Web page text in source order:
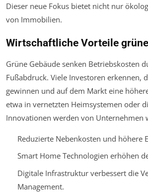
Dieser neue Fokus bietet nicht nur
von Immobilien.
Wirtschaftliche Vorteile
Grüne Gebäude senken Betriebskosten
Fußabdruck. Viele Investoren erkennen,
gewinnen und auf dem Markt eine
etwa in vernetzten Heimsystemen oder
Innovationen werden von Unternehmen
Reduzierte Nebenkosten und höhere
Smart Home Technologien erhöhen
Digitale Infrastruktur verbessert die
Management.